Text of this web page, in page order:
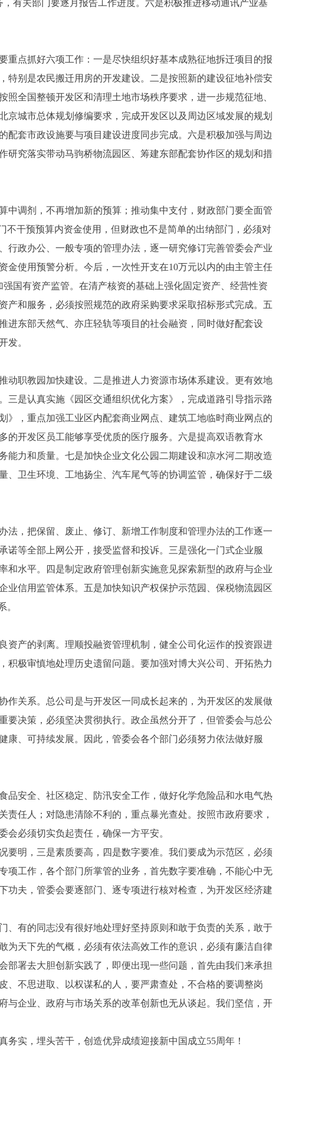
有关部门要逐月报告工作进度。六是积极推进移动通讯产业基
点抓好六项工作：一是尽快组织好基本成熟征地拆迁项目的报
特别是农民搬迁用房的开发建设。二是按照新的建设征地补偿安
全国整顿开发区和清理土地市场秩序要求，进一步规范征地、
城市总体规划修编要求，完成开发区以及周边区域发展的规划
套市政设施要与项目建设进度同步完成。六是积极加强与周边
研究落实带动马驹桥物流园区、筹建东部配套协作区的规划和措
调剂，不再增加新的预算；推动集中支付，财政部门要全面管
不干预预算内资金使用，但财政也不是简单的出纳部门，必须对
行政办公、一般专项的管理办法，逐一研究修订完善管委会产业
使用预警分析。今后，一次性开支在10万元以内的由主管主任
国有资产监管。在清产核资的基础上强化固定资产、经营性资
产和服务，必须按照规范的政府采购要求采取招标形式完成。五
进东部天然气、亦庄轻轨等项目的社会融资，同时做好配套设
发。
职教园加快建设。二是推进人力资源市场体系建设。更有效地
三是认真实施《园区交通组织优化方案》，完成道路引导指示路
》，重点加强工业区内配套商业网点、建筑工地临时商业网点的
的开发区员工能够享受优质的医疗服务。六是提高双语教育水
力和质量。七是加快企业文化公园二期建设和凉水河二期改造
、卫生环境、工地扬尘、汽车尾气等的协调监管，确保好于二级
，把保留、废止、修订、新增工作制度和管理办法的工作逐一
等全部上网公开，接受监督和投诉。三是强化一门式企业服
水平。四是制定政府管理创新实施意见探索新型的政府与企业
业信用监管体系。五是加快知识产权保护示范园、保税物流园区
。
产的剥离。理顺投融资管理机制，健全公司化运作的投资跟进
极审慎地处理历史遗留问题。要加强对博大兴公司、开拓热力
关系。总公司是与开发区一同成长起来的，为开发区的发展做
要决策，必须坚决贯彻执行。政企虽然分开了，但管委会与总公
、可持续发展。因此，管委会各个部门必须努力依法做好服
安全、社区稳定、防汛安全工作，做好化学危险品和水电气热
任人；对隐患清除不利的，重点暴光查处。按照市政府要求，
必须切实负起责任，确保一方平安。
明，三是素质要高，四是数字要准。我们要成为示范区，必须
项工作，各个部门所掌管的业务，首先数字要准确，不能心中无
夫，管委会要逐部门、逐专项进行核对检查，为开发区经济建
有的同志没有很好地处理好坚持原则和敢于负责的关系，敢于
为天下先的气概，必须有依法高效工作的意识，必须有廉洁自律
署去大胆创新实践了，即便出现一些问题，首先由我们来承担
、不思进取、以权谋私的人，要严肃查处，不合格的要调整岗
与企业、政府与市场关系的改革创新也无从谈起。我们坚信，开
实，埋头苦干，创造优异成绩迎接新中国成立55周年！